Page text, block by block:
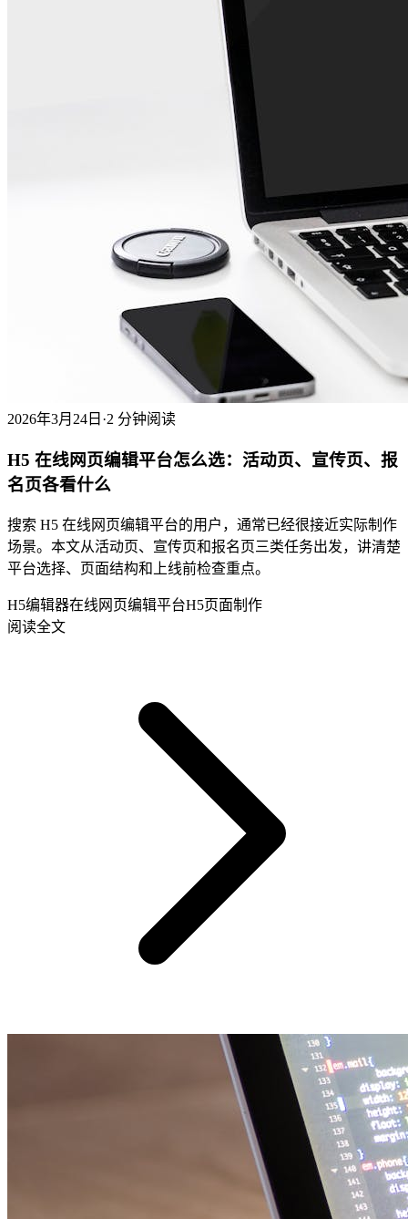
2026年3月24日 ·2 分钟阅读
H5 在线网页编辑平台怎么选：活动页、宣传页、报
名页各看什么
搜索 H5 在线网页编辑平台的用户，通常已经很接近实际制作
场景。本文从活动页、宣传页和报名页三类任务出发，讲清楚
平台选择、页面结构和上线前检查重点。
H5编辑器在线网页编辑平台H5页面制作
阅读全文